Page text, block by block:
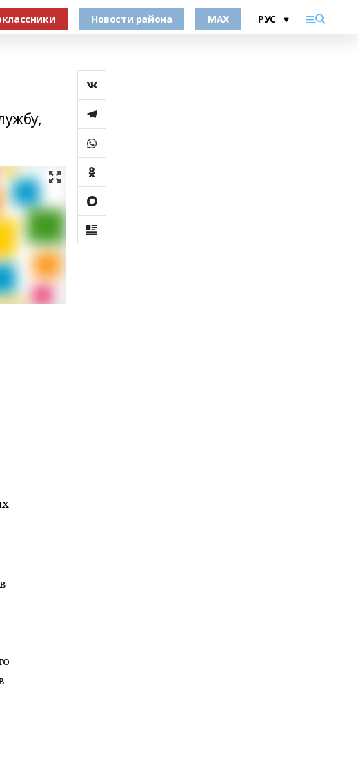
Новости района MAX